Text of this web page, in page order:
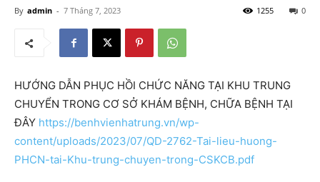
By admin - 7 Tháng 7, 2023 0
1255
HƯỚNG DẪN PHỤC HỒI CHỨC NĂNG TẠI KHU TRUNG
CHUYỂN TRONG CƠ SỞ KHÁM BỆNH, CHỮA BỆNH TẠI
ĐÂY https://benhvienhatrung.vn/wp-
content/uploads/2023/07/QD-2762-Tai-lieu-huong-
PHCN-tai-Khu-trung-chuyen-trong-CSKCB.pdf